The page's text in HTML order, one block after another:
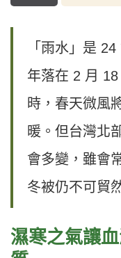
「雨水」是
年落在 2 月
時，春天微風
暖。但台灣北
會多變，雖會
冬被仍不可貿
濕寒之氣讓